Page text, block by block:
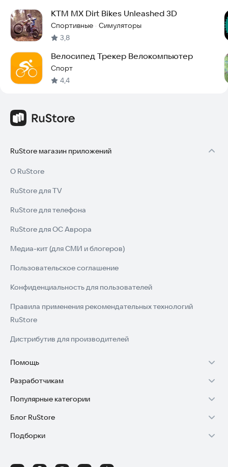
KTM MX Dirt Bikes Unleashed 3D
Спортивные · Симуляторы
3,8
Велосипед Трекер Велокомпьютер
Спорт
4,4
RuStore магазин приложений
О RuStore
RuStore для TV
RuStore для телефона
RuStore для ОС Аврора
Медиа-кит (для СМИ и блогеров)
Пользовательское соглашение
Конфиденциальность для пользователей
Правила применения рекомендательных технологий
RuStore
Дистрибутив для производителей
Помощь
Установка RuStore на TV
Установка RuStore на телефон
Установка RuStore в машину
Помощь пользователям RuStore
Разработчикам
Зарабатывать с RuStore
Стать разработчиком
Доступ к RuStore Консоль
Популярные категории
Игры для Android
Приложения банков
Блог RuStore
Обзоры игр для Android 2025
Подборки